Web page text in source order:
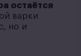
остаётся
варки
но и